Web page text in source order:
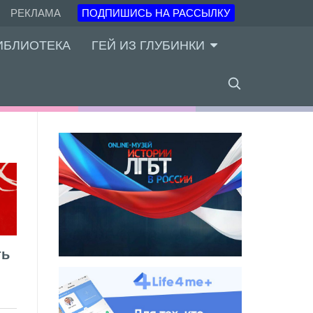
РЕКЛАМА ПОДПИШИСЬ НА РАССЫЛКУ
ГЕЙ ИЗ ГЛУБИНКИ